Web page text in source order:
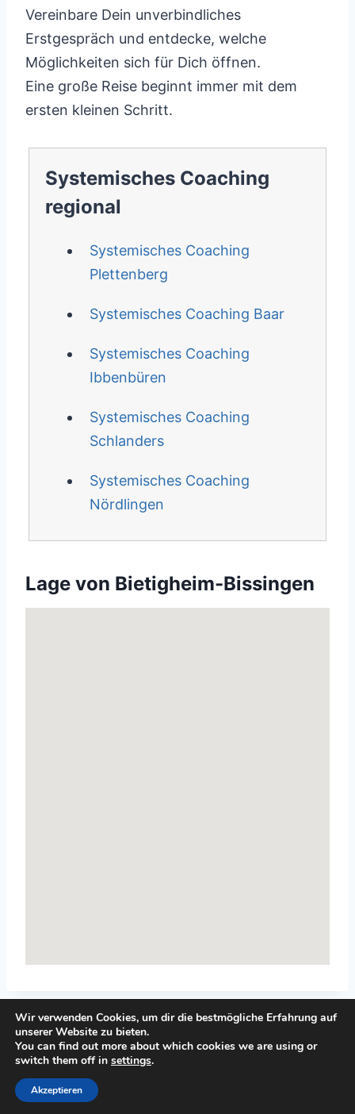
Vereinbare Dein unverbindliches
Erstgespräch und entdecke, welche
Möglichkeiten sich für Dich öffnen.
Eine große Reise beginnt immer mit dem
ersten kleinen Schritt.
Systemisches Coaching
regional
Systemisches Coaching
Plettenberg
Systemisches Coaching Baar
Systemisches Coaching
Ibbenbüren
Systemisches Coaching
Schlanders
Systemisches Coaching
Nördlingen
Lage von Bietigheim-Bissingen
© 2026 Top-Systemisches-Coaching.de
Wir verwenden Cookies, um dir die bestmögliche Erfahrung auf
unserer Website zu bieten.
You can find out more about which cookies we are using or
switch them off in settings.
Akzeptieren